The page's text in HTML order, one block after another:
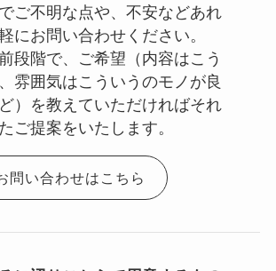
ご不明な点や、不安などあれ
にお問い合わせください。
段階で、ご希望（内容はこう
雰囲気はこういうのモノが良
）を教えていただければそれ
ご提案をいたします。
問い合わせはこちら